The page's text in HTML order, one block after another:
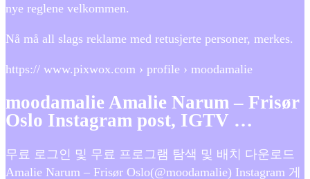
nye reglene velkommen.
Nå må all slags reklame med retusjerte personer, merkes.
https:// www.pixwox.com › profile › moodamalie
moodamalie Amalie Narum – Frisør
Oslo Instagram post, IGTV …
무료 로그인 및 무료 프로그램 탐색 및 배치 다운로드
Amalie Narum – Frisør Oslo(@moodamalie) Instagram 게